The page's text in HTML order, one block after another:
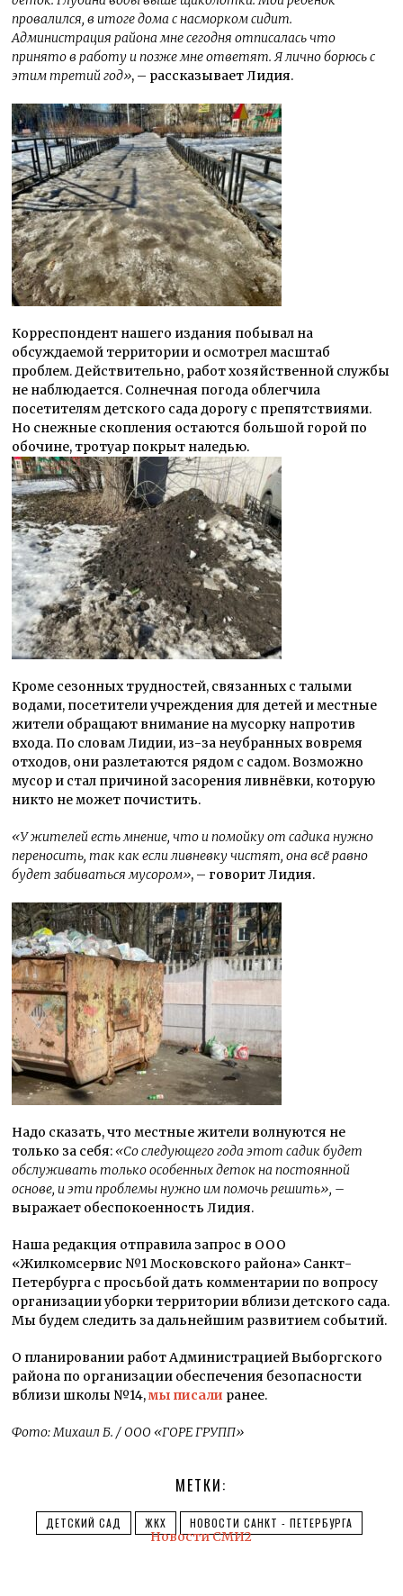
провалился, в итоге дома с насморком сидит.
Администрация района мне сегодня отписалась что
принято в работу и позже мне ответят. Я лично борюсь с
этим третий год», – рассказывает Лидия.
Корреспондент нашего издания побывал на
обсуждаемой территории и осмотрел масштаб
проблем. Действительно, работ хозяйственной службы
не наблюдается. Солнечная погода облегчила
посетителям детского сада дорогу с препятствиями.
Но снежные скопления остаются большой горой по
обочине, тротуар покрыт наледью.
Кроме сезонных трудностей, связанных с талыми
водами, посетители учреждения для детей и местные
жители обращают внимание на мусорку напротив
входа. По словам Лидии, из-за неубранных вовремя
отходов, они разлетаются рядом с садом. Возможно
мусор и стал причиной засорения ливнёвки, которую
никто не может почистить.
«У жителей есть мнение, что и помойку от садика нужно
переносить, так как если ливневку чистят, она всё равно
будет забиваться мусором», – говорит Лидия.
Надо сказать, что местные жители волнуются не
только за себя:«Со следующего года этот садик будет
обслуживать только особенных деток на постоянной
основе, и эти проблемы нужно им помочь решить», –
выражает обеспокоенность Лидия.
Наша редакция отправила запрос в ООО
«Жилкомсервис №1 Московского района» Санкт-
Петербурга с просьбой дать комментарии по вопросу
организации уборки территории вблизи детского сада.
Мы будем следить за дальнейшим развитием событий.
О планировании работ Администрацией Выборгского
района по организации обеспечения безопасности
вблизи школы №14,мы писали ранее.
Фото: Михаил Б. / ООО «ГОРЕ ГРУПП»
МЕТКИ:
ДЕТСКИЙ САД ЖКХ НОВОСТИ САНКТ - ПЕТЕРБУРГА
Новости СМИ2